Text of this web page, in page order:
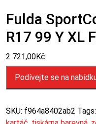
Fulda
R17 99 Y XL
2 721,00Kč
Podívejte se na
SKU: f964a8402ab2 Tags: